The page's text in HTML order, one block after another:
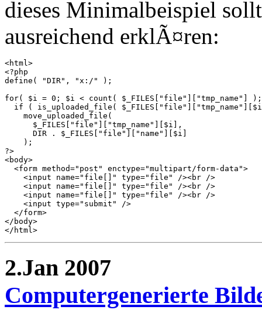
dieses Minimalbeispiel
ausreichend erklÃ¤ren:
<html>
<?php
define( "DIR", "x:/" );
for( $i = 0; $i < count( $_FILES["file"]["tmp_name"]
if ( is_uploaded_file(
    move_uploaded_file(
      $_FILES["file"]["tmp_name"][$i],
      DIR . $_FILES["file"]["name"][$i]
    );
?>
<body>
  <form method="post" enctype="multipart/form-data">
    <input name="file[]" type="file" /><br />
    <input name="file[]" type="file" /><br />
    <input name="file[]" type="file" /><br />
    <input type="submit" />
  </form>
</body>
2.Jan 2007
Computergenerierte